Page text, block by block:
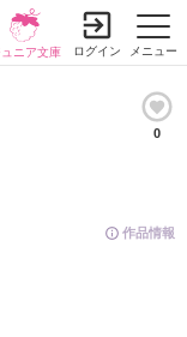
メニュー
ュニア文庫 ログイン
0
作品情報